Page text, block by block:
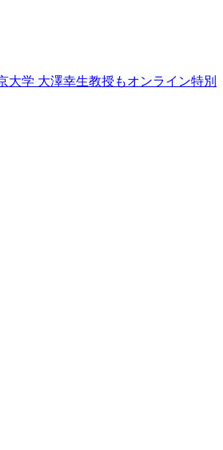
大学 大澤幸生教授もオンライン特別